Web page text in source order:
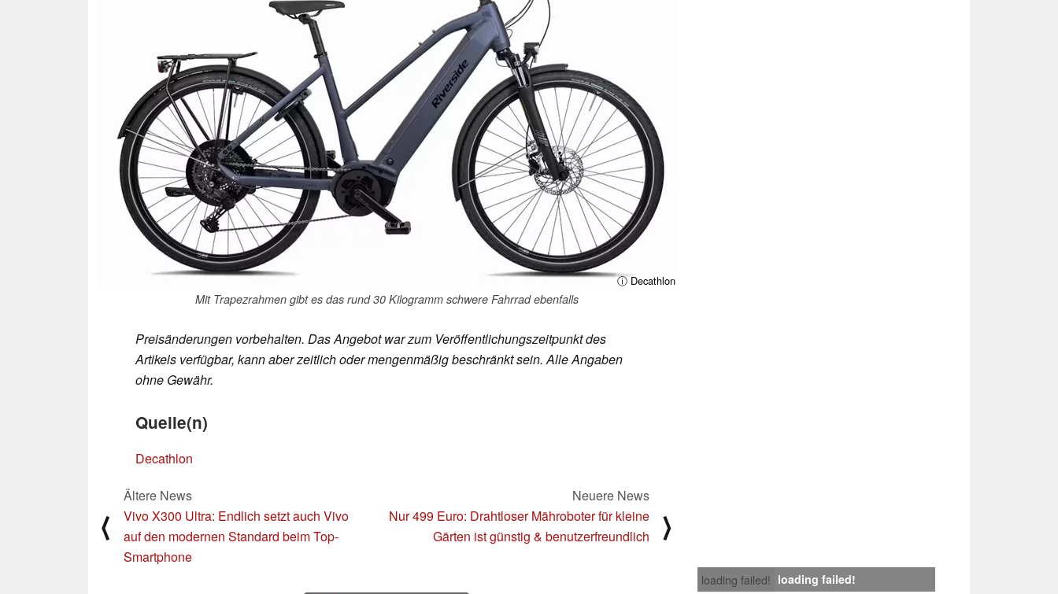
ⓘ Decathlon
Mit Trapezrahmen gibt es das rund 30 Kilogramm schwere Fahrrad ebenfalls
Preisänderungen vorbehalten. Das Angebot war zum Veröffentlichungszeitpunkt des
Artikels verfügbar, kann aber zeitlich oder mengenmäßig beschränkt sein. Alle Angaben
ohne Gewähr.
Quelle(n)
Decathlon
⟨
Ältere News
Vivo X300 Ultra: Endlich setzt auch Vivo
auf den modernen Standard beim Top-
Smartphone
Neuere News
Nur 499 Euro: Drahtloser Mähroboter für kleine
Gärten ist günstig & benutzerfreundlich
⟩
loading failed! loading failed!